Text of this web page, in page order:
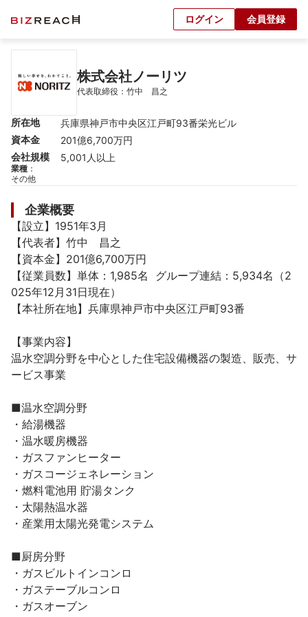
ログイン 会員登録
株式会社ノーリツ
代表取締役：竹中　昌之
所在地
兵庫県神戸市中央区江戸町93番栄光ビル
資本金
201億6,700万円
会社規模
5,001人以上
業種 ：
その他
企業概要
【設立】1951年3月
【代表者】竹中　昌之
【資本金】201億6,700万円
【従業員数】単体：1,985名  グループ連結：5,934名（2
025年12月31日現在）
【本社所在地】兵庫県神戸市中央区江戸町93番
【事業内容】
温水空調分野を中心とした住宅設備機器の製造、販売、サ
ービス事業
■温水空調分野
・給湯機器
・温水暖房機器
・ガスファンヒーター
・ガスコージェネレーション
・燃料電池用 貯湯タンク
・太陽熱温水器
・産業用太陽光発電システム
■厨房分野
・ガスビルトインコンロ
・ガステーブルコンロ
・ガスオーブン